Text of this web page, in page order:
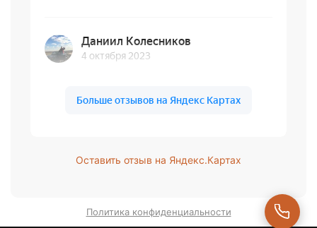
Оставить отзыв на Яндекс.Картах
Политика конфиденциальности